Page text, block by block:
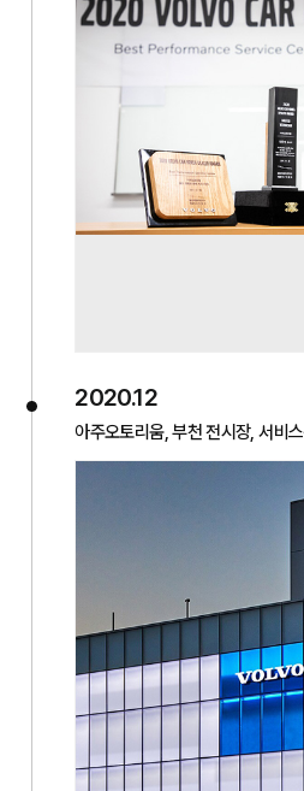
2020.12
아주오토리움, 부천 전시장, 서비